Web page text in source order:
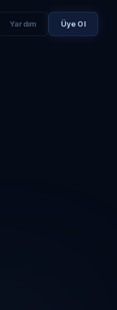
Yardım Üye Ol